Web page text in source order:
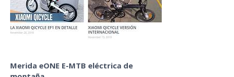
Merida eONE E-MTB eléctrica de